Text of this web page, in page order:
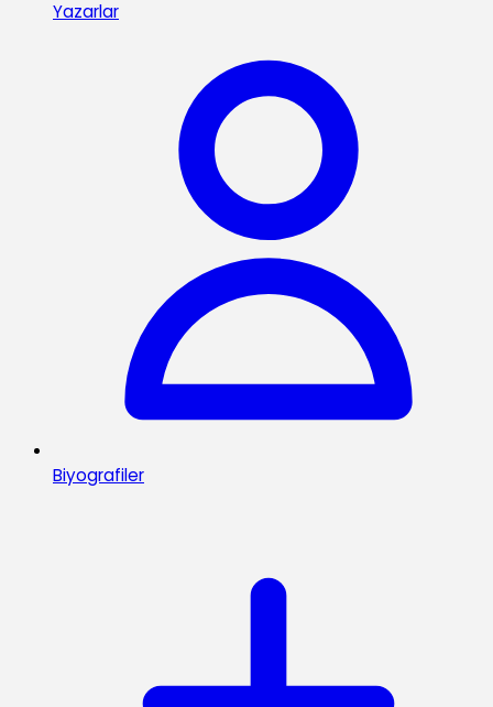
Yazarlar
Biyografiler